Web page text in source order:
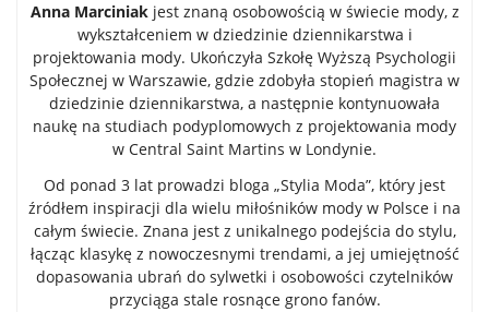
Anna Marciniakjest znaną osobowością w świecie mody, z
wykształceniem w dziedzinie dziennikarstwa i
projektowania mody. Ukończyła Szkołę Wyższą Psychologii
Społecznej w Warszawie, gdzie zdobyła stopień magistra w
dziedzinie dziennikarstwa, a następnie kontynuowała
naukę na studiach podyplomowych z projektowania mody
w Central Saint Martins w Londynie.
Od ponad 3 lat prowadzi bloga „Stylia Moda”, który jest
źródłem inspiracji dla wielu miłośników mody w Polsce i na
całym świecie. Znana jest z unikalnego podejścia do stylu,
łącząc klasykę z nowoczesnymi trendami, a jej umiejętność
dopasowania ubrań do sylwetki i osobowości czytelników
przyciąga stale rosnące grono fanów.